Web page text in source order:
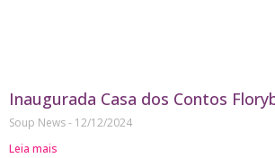
Inaugurada Casa dos Contos
Soup News
12/12/2024
Leia mais